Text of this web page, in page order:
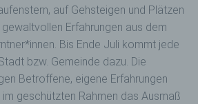
auf Gehsteigen und Plätzen
Erfahrungen aus dem
Bis Ende Juli kommt jede
bzw. Gemeinde dazu. Die
Betroffene, eigene Erfahrungen
geschützten Rahmen das Ausmaß